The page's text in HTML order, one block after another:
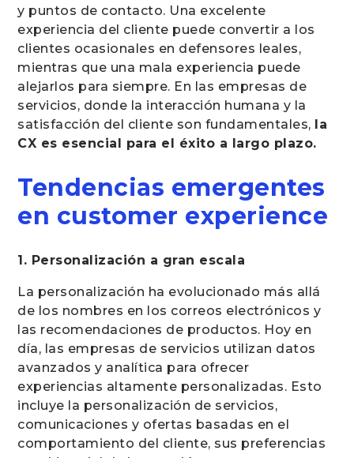
y puntos de contacto. Una excelente
experiencia del cliente puede convertir a los
clientes ocasionales en defensores leales,
mientras que una mala experiencia puede
alejarlos para siempre. En las empresas de
servicios, donde la interacción humana y la
satisfacción del cliente son fundamentales, la
CX es esencial para el éxito a largo plazo.
Tendencias emergentes
en customer experience
1. Personalización a gran escala
La personalización ha evolucionado más allá
de los nombres en los correos electrónicos y
las recomendaciones de productos. Hoy en
día, las empresas de servicios utilizan datos
avanzados y analítica para ofrecer
experiencias altamente personalizadas. Esto
incluye la personalización de servicios,
comunicaciones y ofertas basadas en el
comportamiento del cliente, sus preferencias